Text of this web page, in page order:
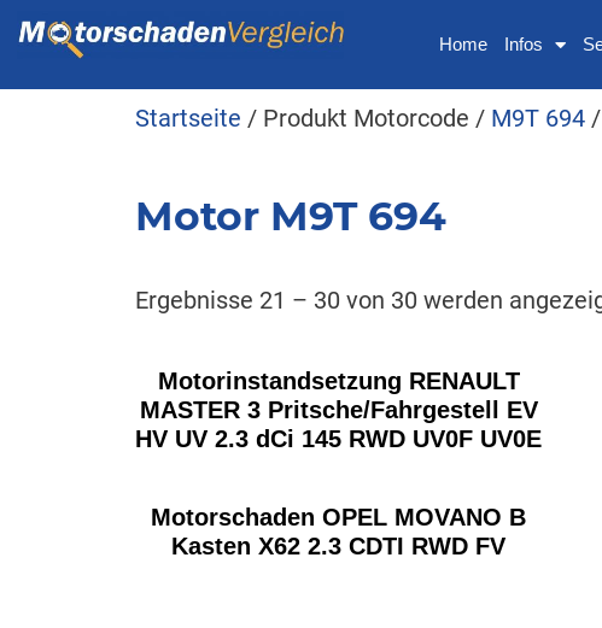
Home Infos
Startseite / Produkt Motorcode / M9T 694
Motor M9T 694
Ergebnisse 21 – 30 von 30 werden
Motorinstandsetzung RENAULT
MASTER 3 Pritsche/Fahrgestell EV
HV UV 2.3 dCi 145 RWD UV0F UV0E
Motorschaden OPEL MOVANO B
Kasten X62 2.3 CDTI RWD FV